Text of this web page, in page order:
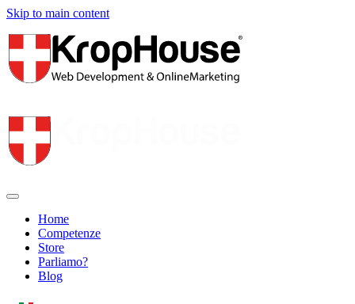
Skip to main content
Home
Competenze
Store
Parliamo?
Blog